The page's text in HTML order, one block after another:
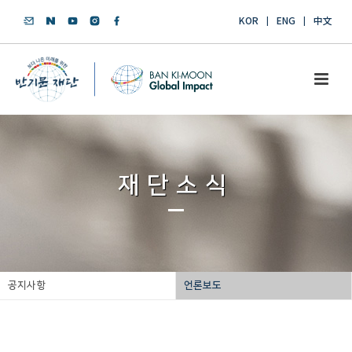
KOR ENG 中文
재단소식
공지사항 언론보도